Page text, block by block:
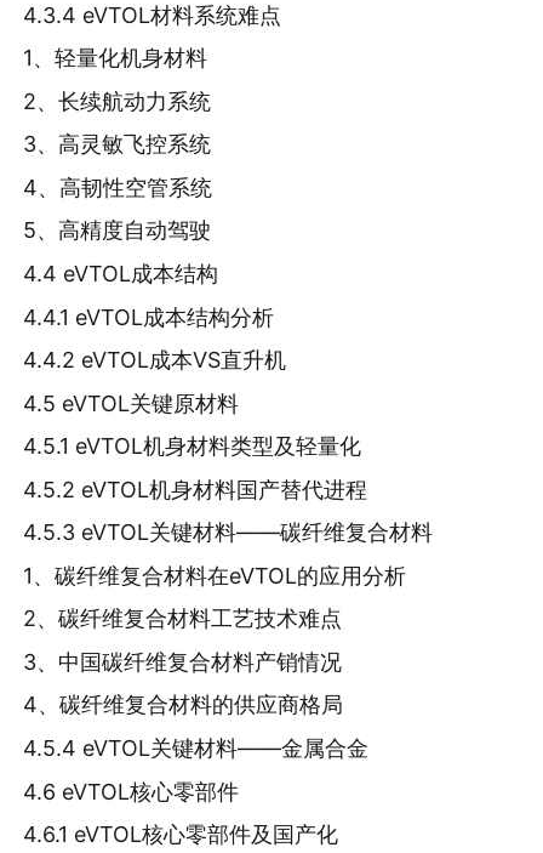
4.3.4 eVTOL材料系统难点
1、轻量化机身材料
2、长续航动力系统
3、高灵敏飞控系统
4、高韧性空管系统
5、高精度自动驾驶
4.4 eVTOL成本结构
4.4.1 eVTOL成本结构分析
4.4.2 eVTOL成本VS直升机
4.5 eVTOL关键原材料
4.5.1 eVTOL机身材料类型及轻量化
4.5.2 eVTOL机身材料国产替代进程
4.5.3 eVTOL关键材料——碳纤维复合材料
1、碳纤维复合材料在eVTOL的应用分析
2、碳纤维复合材料工艺技术难点
3、中国碳纤维复合材料产销情况
4、碳纤维复合材料的供应商格局
4.5.4 eVTOL关键材料——金属合金
4.6 eVTOL核心零部件
4.6.1 eVTOL核心零部件及国产化